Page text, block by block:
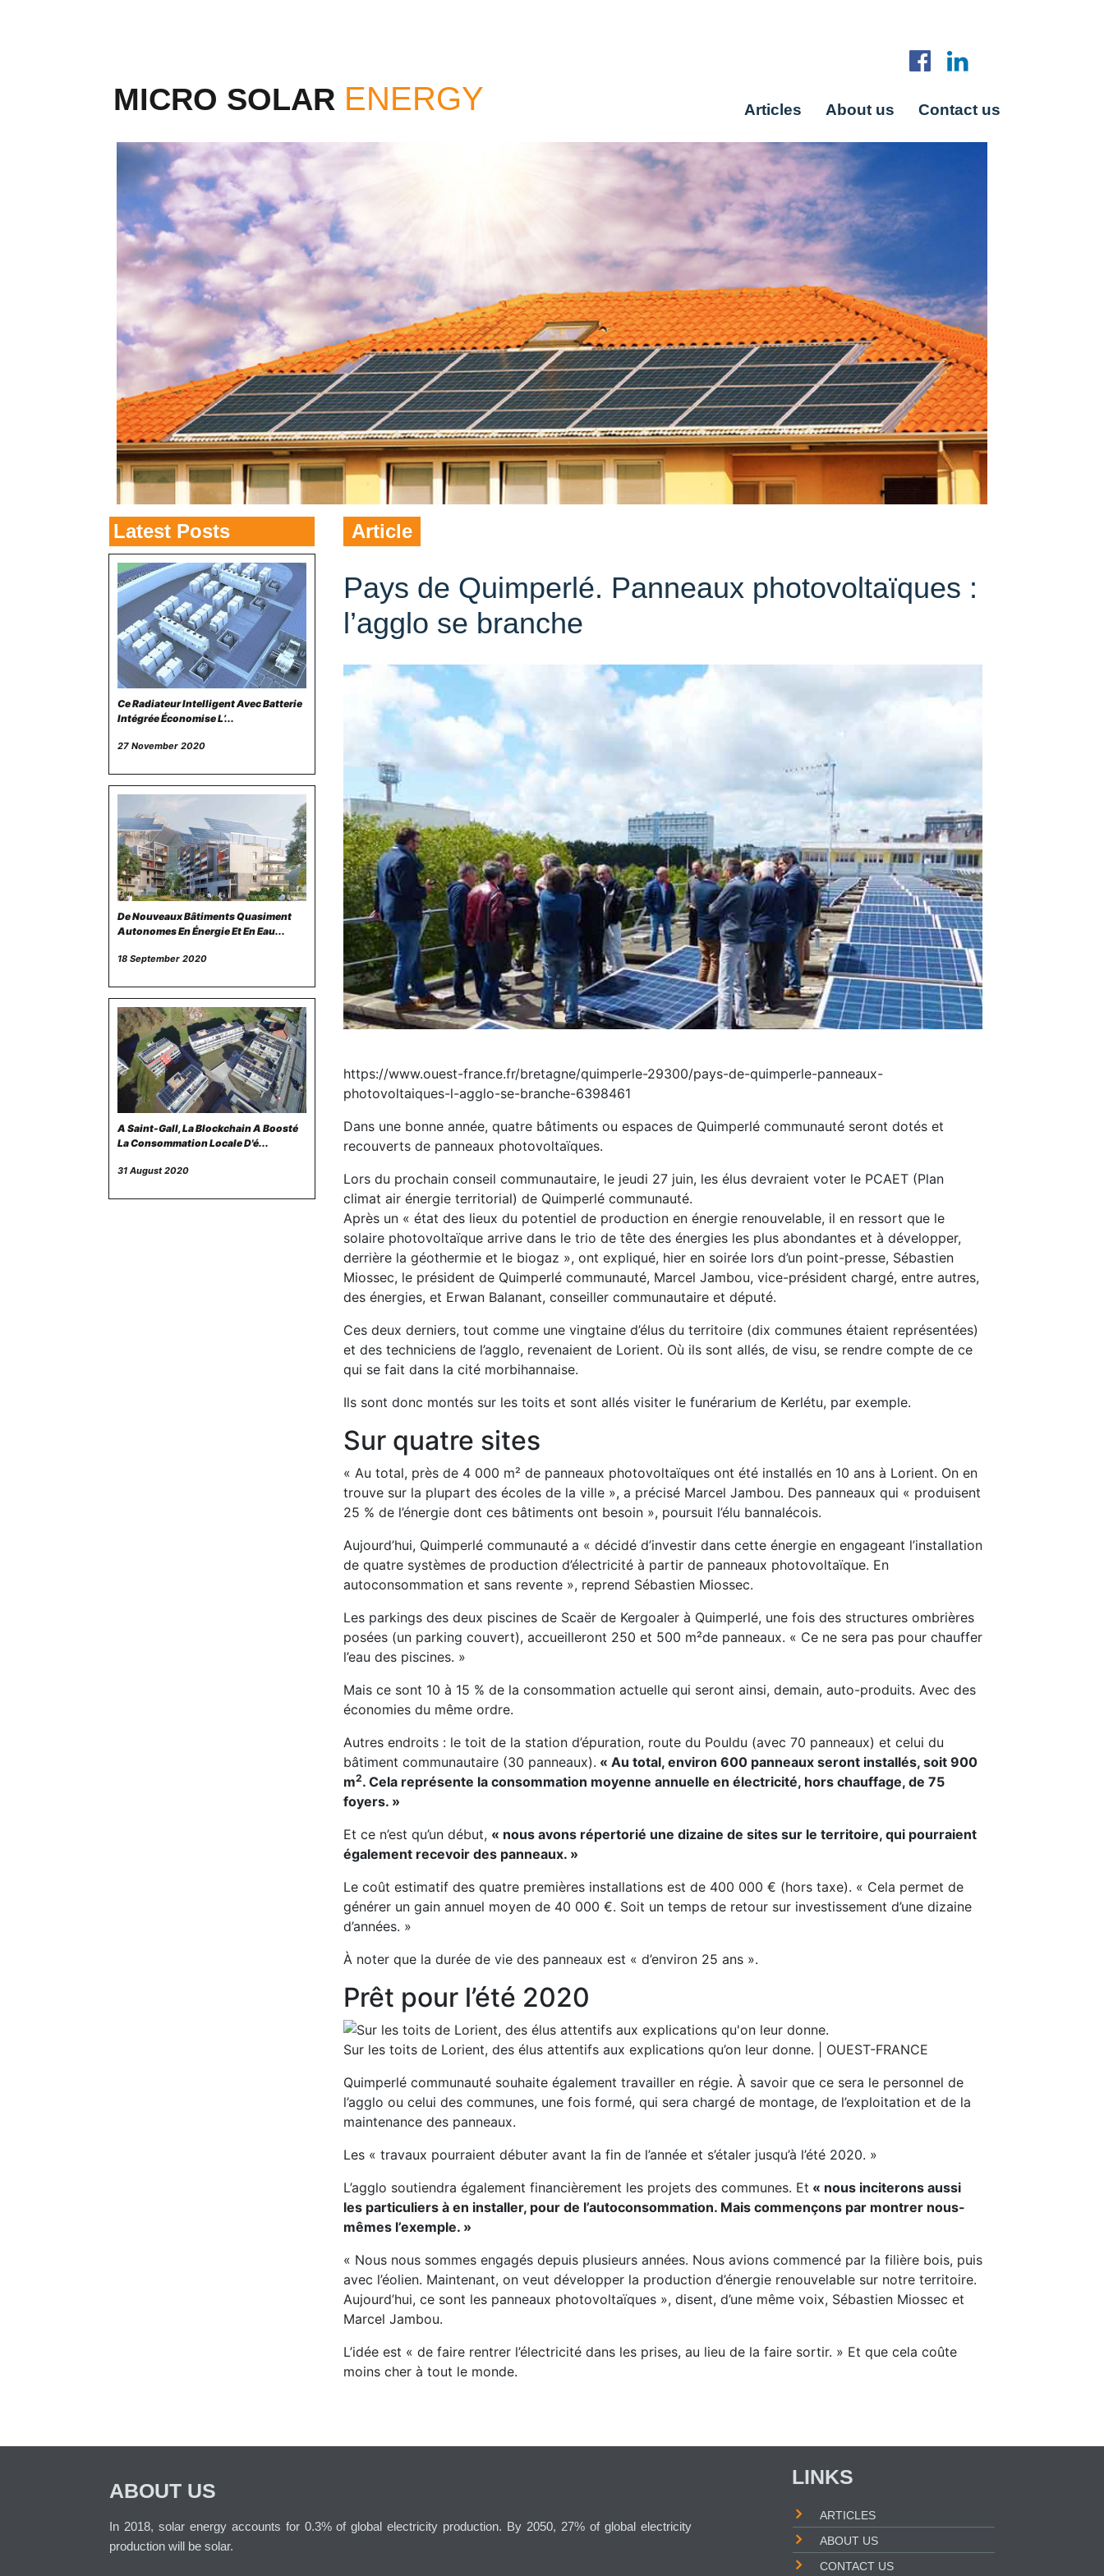
MICRO SOLAR Articles About us Contact us
Latest Posts
Ce Radiateur Intelligent Avec Batterie
Intégrée Économise L’...
27 November 2020
De Nouveaux Bâtiments Quasiment
Autonomes En Énergie Et En Eau...
18 September 2020
A Saint-Gall, La Blockchain A Boosté
La Consommation Locale D'é...
31 August 2020
Article
Pays de Quimperlé. Panneaux photovoltaïques :
l’agglo se branche
https://www.ouest-france.fr/bretagne/quimperle-29300/pays-de-quimperle-panneaux-
photovoltaiques-l-agglo-se-branche-6398461
Dans une bonne année, quatre bâtiments ou espaces de Quimperlé communauté seront dotés et
recouverts de panneaux photovoltaïques.
Lors du prochain conseil communautaire, le jeudi 27 juin, les élus devraient voter le PCAET (Plan
climat air énergie territorial) de Quimperlé communauté.
Après un « état des lieux du potentiel de production en énergie renouvelable, il en ressort que le
solaire photovoltaïque arrive dans le trio de tête des énergies les plus abondantes et à développer,
derrière la géothermie et le biogaz », ont expliqué, hier en soirée lors d’un point-presse, Sébastien
Miossec, le président de Quimperlé communauté, Marcel Jambou, vice-président chargé, entre autres,
des énergies, et Erwan Balanant, conseiller communautaire et député.
Ces deux derniers, tout comme une vingtaine d’élus du territoire (dix communes étaient représentées)
et des techniciens de l’agglo, revenaient de Lorient. Où ils sont allés, de visu, se rendre compte de ce
qui se fait dans la cité morbihannaise.
Ils sont donc montés sur les toits et sont allés visiter le funérarium de Kerlétu, par exemple.
Sur quatre sites
« Au total, près de 4 000 m² de panneaux photovoltaïques ont été installés en 10 ans à Lorient. On en
trouve sur la plupart des écoles de la ville », a précisé Marcel Jambou. Des panneaux qui « produisent
25 % de l’énergie dont ces bâtiments ont besoin », poursuit l’élu bannalécois.
Aujourd’hui, Quimperlé communauté a « décidé d’investir dans cette énergie en engageant l’installation
de quatre systèmes de production d’électricité à partir de panneaux photovoltaïque. En
autoconsommation et sans revente », reprend Sébastien Miossec.
Les parkings des deux piscines de Scaër de Kergoaler à Quimperlé, une fois des structures ombrières
posées (un parking couvert), accueilleront 250 et 500 m²de panneaux. « Ce ne sera pas pour chauffer
l’eau des piscines. »
Mais ce sont 10 à 15 % de la consommation actuelle qui seront ainsi, demain, auto-produits. Avec des
économies du même ordre.
Autres endroits : le toit de la station d’épuration, route du Pouldu (avec 70 panneaux) et celui du
bâtiment communautaire (30 panneaux). « Au total, environ 600 panneaux seront installés, soit 900
m2. Cela représente la consommation moyenne annuelle en électricité, hors chauffage, de 75
foyers. »
Et ce n’est qu’un début, « nous avons répertorié une dizaine de sites sur le territoire, qui pourraient
également recevoir des panneaux. »
Le coût estimatif des quatre premières installations est de 400 000 € (hors taxe). « Cela permet de
générer un gain annuel moyen de 40 000 €. Soit un temps de retour sur investissement d’une dizaine
d’années. »
À noter que la durée de vie des panneaux est « d’environ 25 ans ».
Prêt pour l’été 2020
Sur les toits de Lorient, des élus attentifs aux explications qu’on leur donne. | OUEST-FRANCE
Quimperlé communauté souhaite également travailler en régie. À savoir que ce sera le personnel de
l’agglo ou celui des communes, une fois formé, qui sera chargé de montage, de l’exploitation et de la
maintenance des panneaux.
Les « travaux pourraient débuter avant la fin de l’année et s’étaler jusqu’à l’été 2020. »
L’agglo soutiendra également financièrement les projets des communes. Et « nous inciterons aussi
les particuliers à en installer, pour de l’autoconsommation. Mais commençons par montrer nous-
mêmes l’exemple. »
« Nous nous sommes engagés depuis plusieurs années. Nous avions commencé par la filière bois, puis
avec l’éolien. Maintenant, on veut développer la production d’énergie renouvelable sur notre territoire.
Aujourd’hui, ce sont les panneaux photovoltaïques », disent, d’une même voix, Sébastien Miossec et
Marcel Jambou.
L’idée est « de faire rentrer l’électricité dans les prises, au lieu de la faire sortir. » Et que cela coûte
moins cher à tout le monde.
ABOUT US
In 2018, solar energy accounts for 0.3% of global electricity production. By 2050, 27% of global electricity
production will be solar.
LINKS
ARTICLES
ABOUT US
CONTACT US